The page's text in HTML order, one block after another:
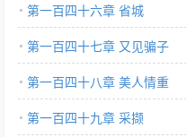
第一百四十六章 省城
第一百四十七章 又见骗子
第一百四十八章 美人情重
第一百四十九章 采撷